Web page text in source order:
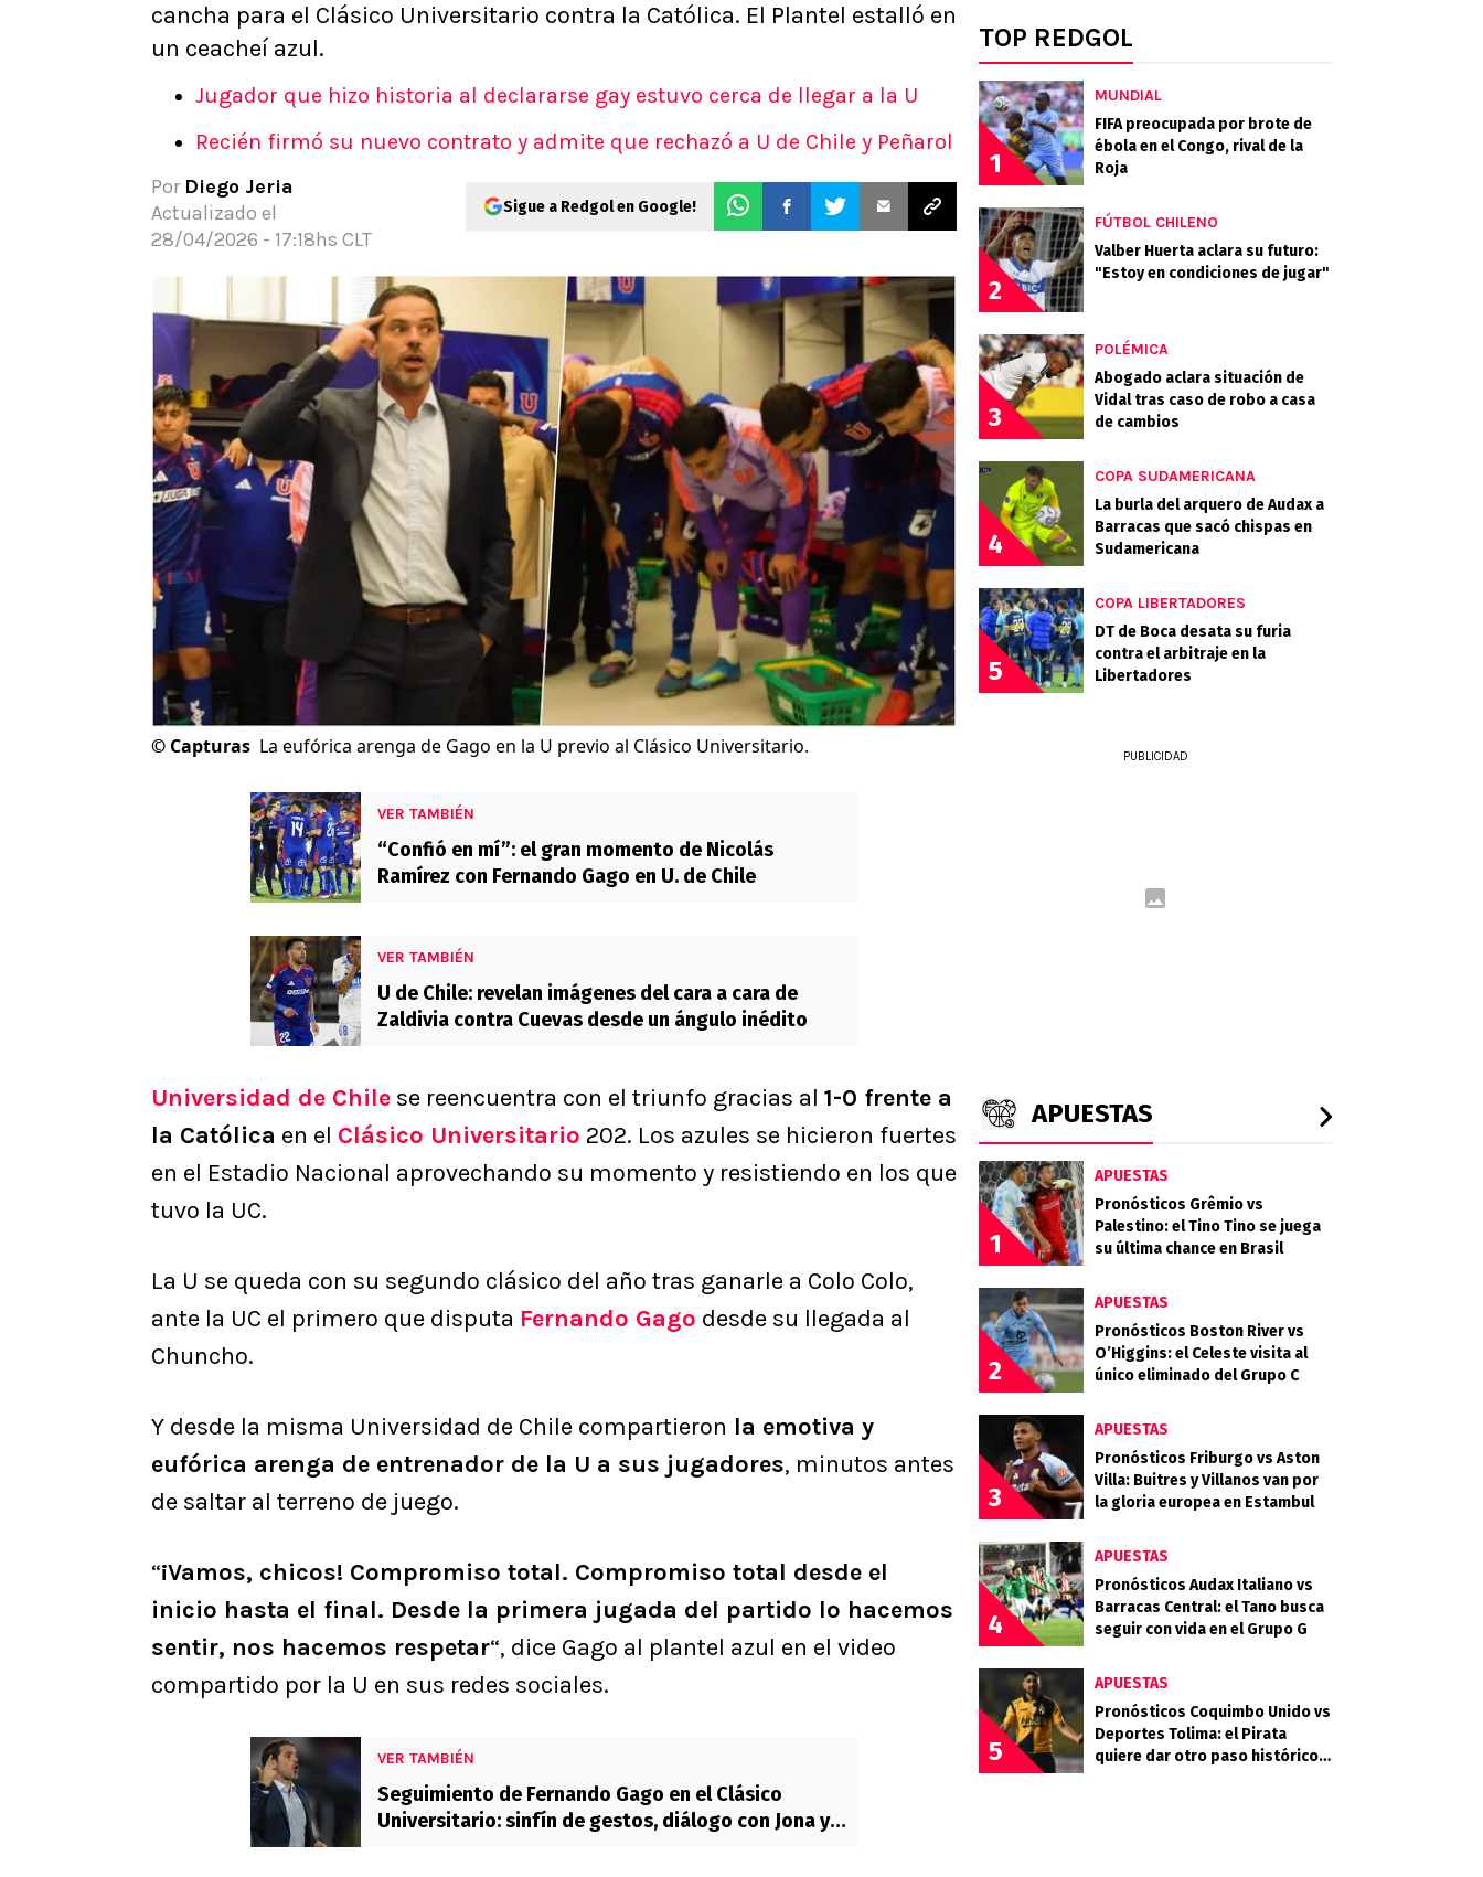
Apuesta del día
cancha para el Clásico Universitario contra la Católica. El Plantel estalló en
un ceacheí azul.
Jugador que hizo historia al declararse gay estuvo cerca de llegar a la U
Recién firmó su nuevo contrato y admite que rechazó a U de Chile y Peñarol
Por Diego Jeria
Actualizado el
28/04/2026 - 17:18hs CLT
Sigue a Redgol en Google!
© Capturas La eufórica arenga de Gago en la U previo al Clásico Universitario.
VER TAMBIÉN
“Confió en mí”: el gran momento de Nicolás
Ramírez con Fernando Gago en U. de Chile
VER TAMBIÉN
U de Chile: revelan imágenes del cara a cara de
Zaldivia contra Cuevas desde un ángulo inédito
Universidad de Chile se reencuentra con el triunfo gracias al 1-0 frente a
la Católica en el Clásico Universitario 202. Los azules se hicieron fuertes
en el Estadio Nacional aprovechando su momento y resistiendo en los que
tuvo la UC.
La U se queda con su segundo clásico del año tras ganarle a Colo Colo,
ante la UC el primero que disputa Fernando Gago desde su llegada al
Chuncho.
Y desde la misma Universidad de Chile compartieron la emotiva y
eufórica arenga de entrenador de la U a sus jugadores, minutos antes
de saltar al terreno de juego.
“¡Vamos, chicos! Compromiso total. Compromiso total desde el
inicio hasta el final. Desde la primera jugada del partido lo hacemos
sentir, nos hacemos respetar“, dice Gago al plantel azul en el video
compartido por la U en sus redes sociales.
VER TAMBIÉN
Seguimiento de Fernando Gago en el Clásico
Universitario: sinfín de gestos, diálogo con Jona y
TOP REDGOL
1
MUNDIAL
FIFA preocupada por brote de
ébola en el Congo, rival de la
Roja
2
FÚTBOL CHILENO
Valber Huerta aclara su futuro:
"Estoy en condiciones de jugar"
3
POLÉMICA
Abogado aclara situación de
Vidal tras caso de robo a casa
de cambios
4
COPA SUDAMERICANA
La burla del arquero de Audax a
Barracas que sacó chispas en
Sudamericana
5
COPA LIBERTADORES
DT de Boca desata su furia
contra el arbitraje en la
Libertadores
PUBLICIDAD
APUESTAS
1
APUESTAS
Pronósticos Grêmio vs
Palestino: el Tino Tino se juega
su última chance en Brasil
2
APUESTAS
Pronósticos Boston River vs
O’Higgins: el Celeste visita al
único eliminado del Grupo C
3
APUESTAS
Pronósticos Friburgo vs Aston
Villa: Buitres y Villanos van por
la gloria europea en Estambul
4
APUESTAS
Pronósticos Audax Italiano vs
Barracas Central: el Tano busca
seguir con vida en el Grupo G
5
APUESTAS
Pronósticos Coquimbo Unido vs
Deportes Tolima: el Pirata
quiere dar otro paso histórico